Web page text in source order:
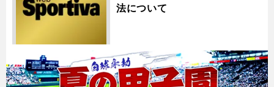
法について